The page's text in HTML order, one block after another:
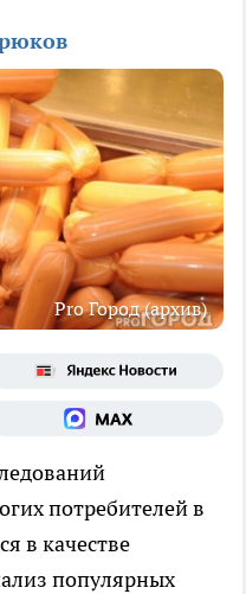
Pro Город (архив)
потребителей в
в качестве
популярных